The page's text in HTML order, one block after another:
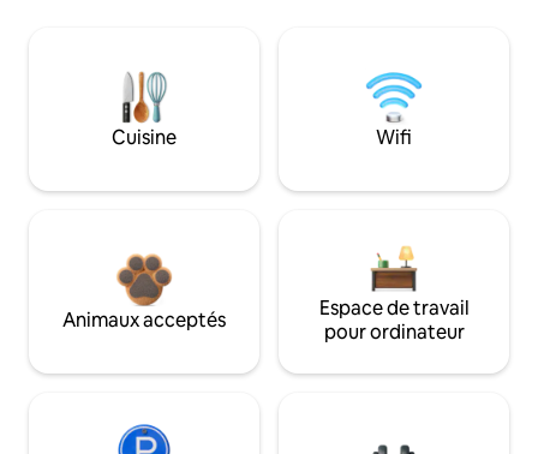
Cuisine Wifi
Animaux acceptés
Espace de travail
pour ordinateur